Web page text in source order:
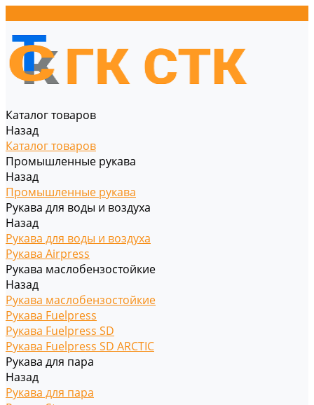
Каталог товаров
Назад
Каталог товаров
Промышленные рукава
Назад
Промышленные рукава
Рукава для воды и воздуха
Назад
Рукава для воды и воздуха
Рукава Airpress
Рукава маслобензостойкие
Назад
Рукава маслобензостойкие
Рукава Fuelpress
Рукава Fuelpress SD
Рукава Fuelpress SD ARCTIC
Рукава для пара
Назад
Рукава для пара